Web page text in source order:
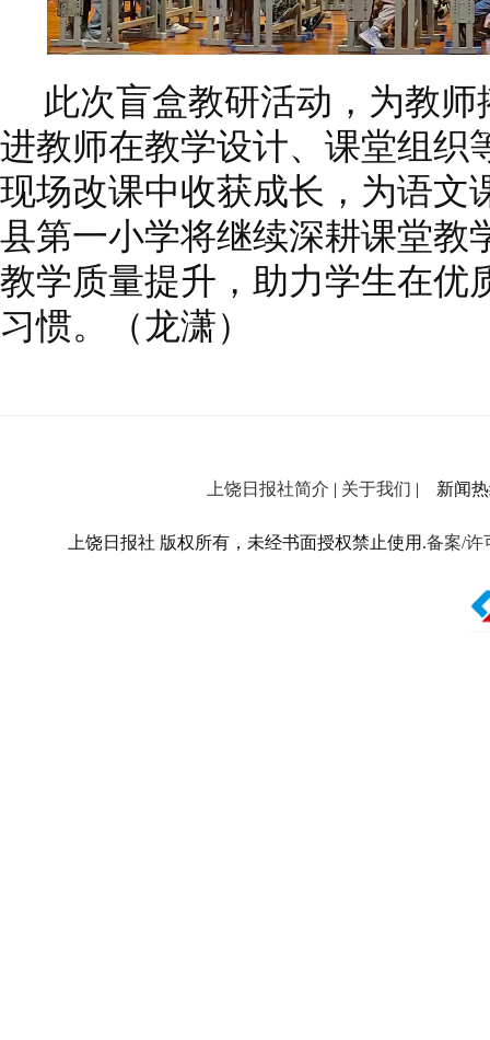
此次盲盒教研活动，为教
进教师在教学设计、课堂组织
现场改课中收获成长，为语文
县第一小学将继续深耕课堂教
教学质量提升，助力学生在优
习惯。（龙潇）
上饶日报社简介 | 关于我们 | 新闻热
上饶日报社 版权所有，未经书面授权禁止使用.备案/许